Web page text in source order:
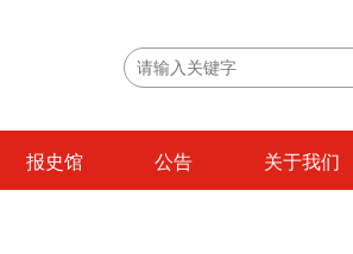
报史馆 公告 关于我们